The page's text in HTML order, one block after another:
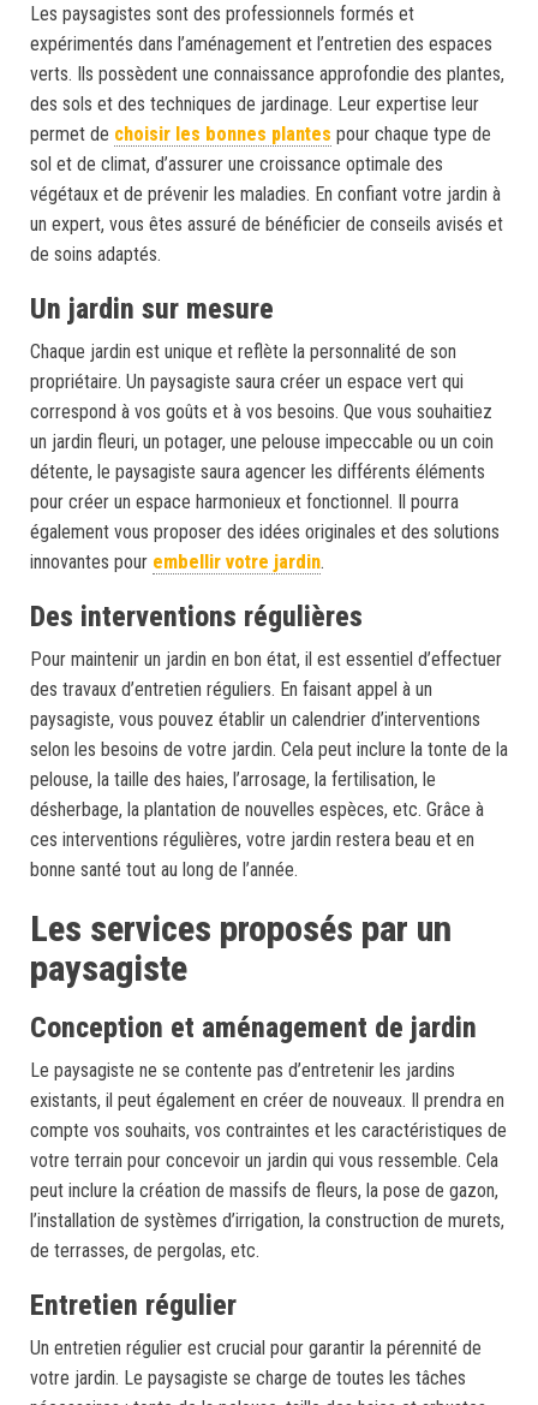
Les paysagistes sont des professionnels formés et
expérimentés dans l’aménagement et l’entretien des espaces
verts. Ils possèdent une connaissance approfondie des plantes,
des sols et des techniques de jardinage. Leur expertise leur
permet de choisir les bonnes plantes pour chaque type de
sol et de climat, d’assurer une croissance optimale des
végétaux et de prévenir les maladies. En confiant votre jardin à
un expert, vous êtes assuré de bénéficier de conseils avisés et
de soins adaptés.
Un jardin sur mesure
Chaque jardin est unique et reflète la personnalité de son
propriétaire. Un paysagiste saura créer un espace vert qui
correspond à vos goûts et à vos besoins. Que vous souhaitiez
un jardin fleuri, un potager, une pelouse impeccable ou un coin
détente, le paysagiste saura agencer les différents éléments
pour créer un espace harmonieux et fonctionnel. Il pourra
également vous proposer des idées originales et des solutions
innovantes pour embellir votre jardin.
Des interventions régulières
Pour maintenir un jardin en bon état, il est essentiel d’effectuer
des travaux d’entretien réguliers. En faisant appel à un
paysagiste, vous pouvez établir un calendrier d’interventions
selon les besoins de votre jardin. Cela peut inclure la tonte de la
pelouse, la taille des haies, l’arrosage, la fertilisation, le
désherbage, la plantation de nouvelles espèces, etc. Grâce à
ces interventions régulières, votre jardin restera beau et en
bonne santé tout au long de l’année.
Les services proposés par un
paysagiste
Conception et aménagement de jardin
Le paysagiste ne se contente pas d’entretenir les jardins
existants, il peut également en créer de nouveaux. Il prendra en
compte vos souhaits, vos contraintes et les caractéristiques de
votre terrain pour concevoir un jardin qui vous ressemble. Cela
peut inclure la création de massifs de fleurs, la pose de gazon,
l’installation de systèmes d’irrigation, la construction de murets,
de terrasses, de pergolas, etc.
Entretien régulier
Un entretien régulier est crucial pour garantir la pérennité de
votre jardin. Le paysagiste se charge de toutes les tâches